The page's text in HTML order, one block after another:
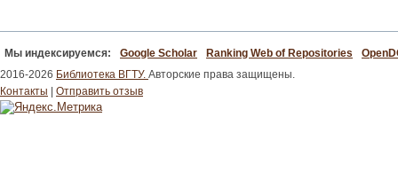
Мы индексируемся: Google Scholar Ranking Web of Repositories
2016-2026 Библиотека ВГТУ. Авторские права защищены.
Контакты
Отправить отзыв